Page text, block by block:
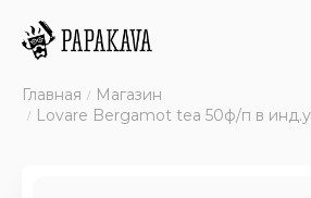
Главная
Магазин
Lovare Bergamot tea 50ф/п в